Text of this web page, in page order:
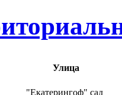
Улица
"Екатерингоф" сад